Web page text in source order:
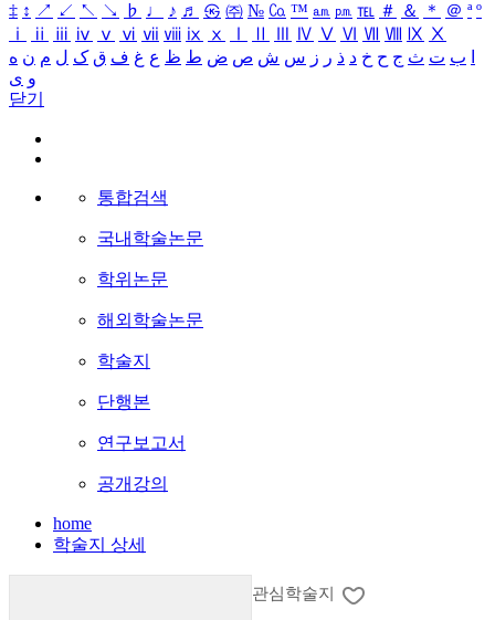
‡ ↕ ↗ ↙ ↖ ↘ ♭ ♩ ♪ ♬ ㉿ ㈜ № ㏇ ™ ㏂ ㏘ ℡ ＃ ＆ ＊ ＠ ª º
ⅰ
ⅱ ⅲ ⅳ ⅴ ⅵ ⅶ ⅷ ⅸ ⅹ Ⅳ Ⅴ Ⅵ Ⅶ Ⅷ Ⅸ Ⅹ
ب ت ث ج ح خ د ذ ر ز س ش ص ض ط ظ ع غ ف ق ک ل م ن ه
و ی
닫기
통합검색
국내학술논문
학위논문
해외학술논문
학술지
단행본
연구보고서
공개강의
home
학술지 상세
관심학술지